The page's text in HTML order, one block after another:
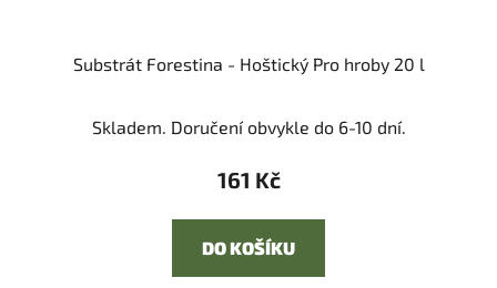
Substrát Forestina - Hoštický Pro hroby 20 l
Skladem. Doručení obvykle do 6-10 dní.
161 Kč
DO KOŠÍKU